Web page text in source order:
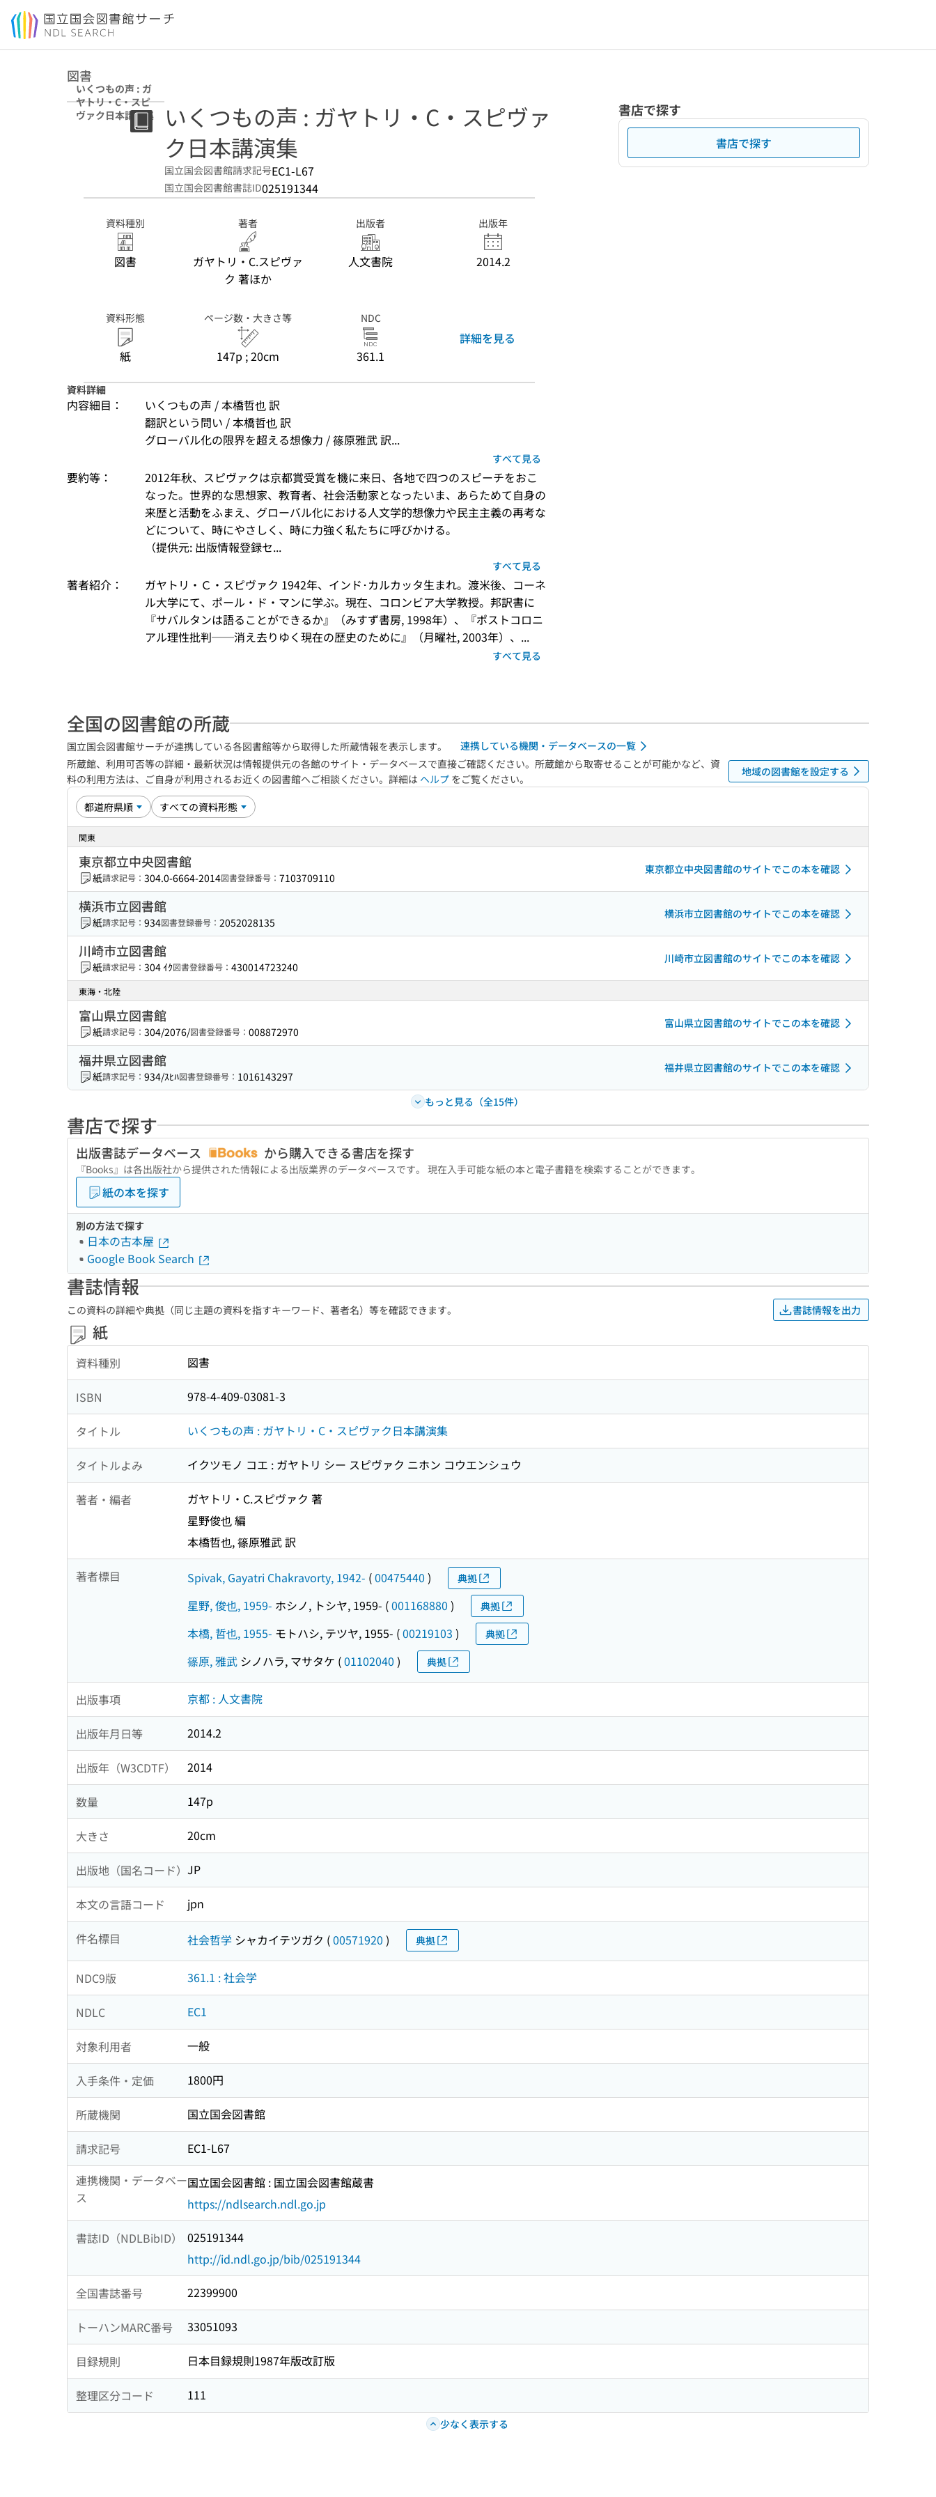
本文へ移動
図書
いくつもの声 : ガ
ヤトリ・C・スピ
ヴァク日本講演集
いくつもの声 : ガヤトリ・C・スピヴァ
ク日本講演集
国立国会図書館請求記号EC1-L67
国立国会図書館書誌ID025191344
資料種別
図書
著者
ガヤトリ・C.スピヴァ
ク 著ほか
出版者
人文書院
出版年
2014.2
資料形態
紙
ページ数・大きさ等
147p ; 20cm
NDC
361.1
詳細を見る
資料詳細
内容細目：
いくつもの声 / 本橋哲也 訳
翻訳という問い / 本橋哲也 訳
グローバル化の限界を超える想像力 / 篠原雅武 訳...
すべて見る
要約等：
2012年秋、スピヴァクは京都賞受賞を機に来日、各地で四つのスピーチをおこ
なった。世界的な思想家、教育者、社会活動家となったいま、あらためて自身の
来歴と活動をふまえ、グローバル化における人文学的想像力や民主主義の再考な
どについて、時にやさしく、時に力強く私たちに呼びかける。
（提供元: 出版情報登録セ...
すべて見る
著者紹介：
ガヤトリ・Ｃ・スピヴァク 1942年、インド･カルカッタ生まれ。渡米後、コーネ
ル大学にて、ポール・ド・マンに学ぶ。現在、コロンビア大学教授。邦訳書に
『サバルタンは語ることができるか』（みすず書房, 1998年）、『ポストコロニ
アル理性批判──消え去りゆく現在の歴史のために』（月曜社, 2003年）、...
すべて見る
書店で探す
書店で探す
全国の図書館の所蔵
国立国会図書館サーチが連携している各図書館等から取得した所蔵情報を表示します。
連携している機関・データベースの一覧
所蔵館、利用可否等の詳細・最新状況は情報提供元の各館のサイト・データベースで直接ご確認ください。所蔵館から取寄せることが可能かなど、資
料の利用方法は、ご自身が利用されるお近くの図書館へご相談ください。詳細は ヘルプ をご覧ください。
地域の図書館を設定する
関東
東京都立中央図書館
紙請求記号： 304.0-6664-2014図書登録番号： 7103709110
東京都立中央図書館のサイトでこの本を確認
横浜市立図書館
紙請求記号： 934図書登録番号： 2052028135
横浜市立図書館のサイトでこの本を確認
川崎市立図書館
紙請求記号： 304 ｲｸ図書登録番号： 430014723240
川崎市立図書館のサイトでこの本を確認
東海・北陸
富山県立図書館
紙請求記号： 304/2076/図書登録番号： 008872970
富山県立図書館のサイトでこの本を確認
福井県立図書館
紙請求記号： 934/ｽﾋﾊ図書登録番号： 1016143297
福井県立図書館のサイトでこの本を確認
もっと見る（全15件）
書店で探す
出版書誌データベース から購入できる書店を探す
『Books』は各出版社から提供された情報による出版業界のデータベースです。 現在入手可能な紙の本と電子書籍を検索することができます。
紙の本を探す
別の方法で探す
日本の古本屋
Google Book Search
書誌情報
この資料の詳細や典拠（同じ主題の資料を指すキーワード、著者名）等を確認できます。 書誌情報を出力
紙
資料種別 図書
ISBN 978-4-409-03081-3
タイトル いくつもの声 : ガヤトリ・C・スピヴァク日本講演集
タイトルよみ イクツモノ コエ : ガヤトリ シー スピヴァク ニホン コウエンシュウ
著者・編者
ガヤトリ・C.スピヴァク 著
星野俊也 編
本橋哲也, 篠原雅武 訳
著者標目 Spivak, Gayatri Chakravorty, 1942- (00475440 ) 典拠
星野, 俊也, 1959- ホシノ, トシヤ, 1959- (001168880 ) 典拠
本橋, 哲也, 1955- モトハシ, テツヤ, 1955- (00219103 ) 典拠
篠原, 雅武 シノハラ, マサタケ (01102040 ) 典拠
出版事項 京都 : 人文書院
出版年月日等 2014.2
出版年（W3CDTF） 2014
数量 147p
大きさ 20cm
出版地（国名コード） JP
本文の言語コード jpn
件名標目 社会哲学 シャカイテツガク (00571920 ) 典拠
NDC9版 361.1 : 社会学
NDLC EC1
対象利用者 一般
入手条件・定価 1800円
所蔵機関 国立国会図書館
請求記号
EC1-L67
連携機関・データベー
ス
国立国会図書館 : 国立国会図書館蔵書
https://ndlsearch.ndl.go.jp
書誌ID（NDLBibID）
025191344
http://id.ndl.go.jp/bib/025191344
全国書誌番号 22399900
トーハンMARC番号 33051093
目録規則 日本目録規則1987年版改訂版
整理区分コード 111
少なく表示する